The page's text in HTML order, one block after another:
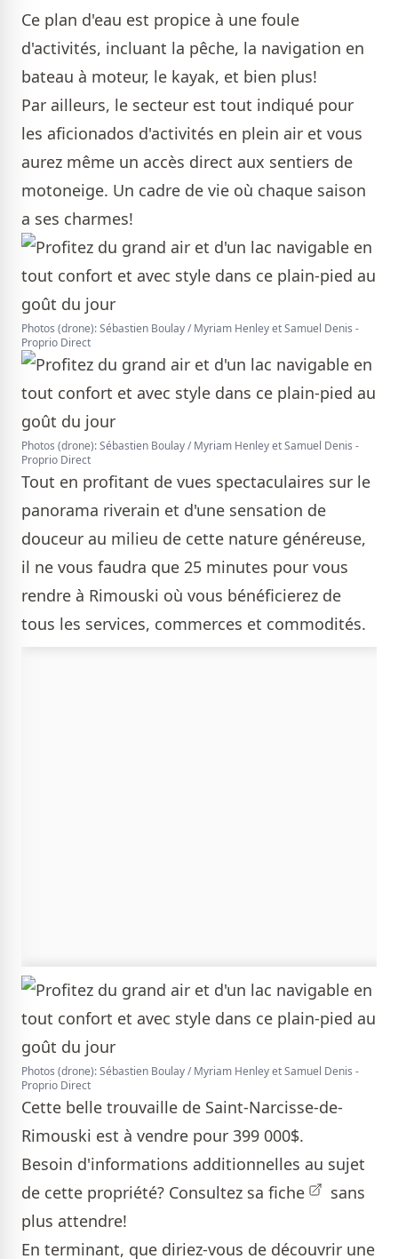
Ce plan d'eau est propice à une foule
d'activités, incluant la pêche, la navigation en
bateau à moteur, le kayak, et bien plus!
Par ailleurs, le secteur est tout indiqué pour
les aficionados d'activités en plein air et vous
aurez même un accès direct aux sentiers de
motoneige. Un cadre de vie où chaque saison
a ses charmes!
Photos (drone): Sébastien Boulay / Myriam Henley et Samuel Denis -
Proprio Direct
Photos (drone): Sébastien Boulay / Myriam Henley et Samuel Denis -
Proprio Direct
Tout en profitant de vues spectaculaires sur le
panorama riverain et d'une sensation de
douceur au milieu de cette nature généreuse,
il ne vous faudra que 25 minutes pour vous
rendre à Rimouski où vous bénéficierez de
tous les services, commerces et commodités.
Photos (drone): Sébastien Boulay / Myriam Henley et Samuel Denis -
Proprio Direct
Cette belle trouvaille de Saint-Narcisse-de-
Rimouski est à vendre pour 399 000$.
Besoin d'informations additionnelles au sujet
de cette propriété? Consultez sa fiche
sans
plus attendre!
En terminant, que diriez-vous de découvrir une